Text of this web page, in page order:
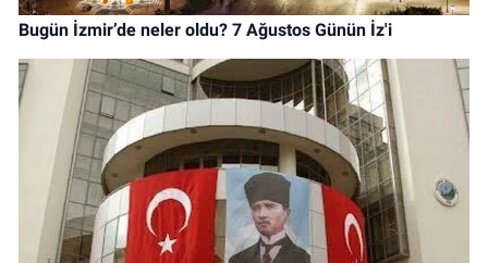
Bugün İzmir’de neler oldu? 7 Ağustos Günün İz'i